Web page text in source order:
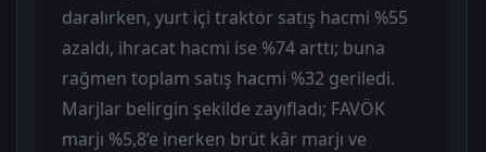
daralırken, yurt içi traktör satış hacmi %55
azaldı, ihracat hacmi ise %74 arttı; buna
rağmen toplam satış hacmi %32 geriledi.
Marjlar belirgin şekilde zayıfladı; FAVÖK
marjı %5,8’e inerken brüt kâr marjı ve